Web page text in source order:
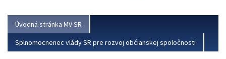
Úvodná stránka MV SR
Splnomocnenec vlády SR pre rozvoj občianskej spoločnosti